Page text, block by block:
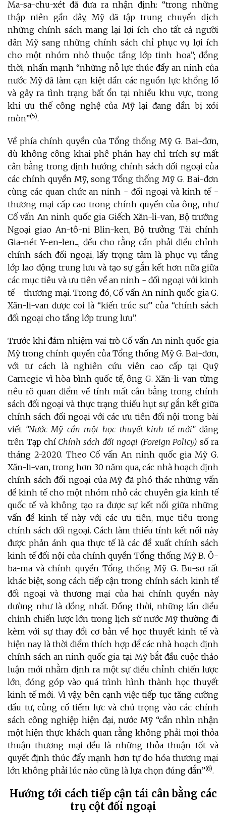
Ma-sa-chu-xét đã đưa ra nhận định: “trong những
thập niên gần đây, Mỹ đã tập trung chuyển dịch
những chính sách mang lại lợi ích cho tất cả người
dân Mỹ sang những chính sách chỉ phục vụ lợi ích
cho một nhóm nhỏ thuộc tầng lớp tinh hoa”; đồng
thời, nhấn mạnh “những nỗ lực thúc đẩy an ninh của
nước Mỹ đã làm cạn kiệt dần các nguồn lực khổng lồ
và gây ra tình trạng bất ổn tại nhiều khu vực, trong
khi ưu thế công nghệ của Mỹ lại đang dần bị xói
mòn”(5).
Về phía chính quyền của Tổng thống Mỹ G. Bai-đơn,
dù không công khai phê phán hay chỉ trích sự mất
cân bằng trong định hướng chính sách đối ngoại của
các chính quyền Mỹ, song Tổng thống Mỹ G. Bai-đơn
cùng các quan chức an ninh - đối ngoại và kinh tế -
thương mại cấp cao trong chính quyền của ông, như
Cố vấn An ninh quốc gia Giếch Xăn-li-van, Bộ trưởng
Ngoại giao An-tô-ni Blin-ken, Bộ trưởng Tài chính
Gia-nét Y-en-len..., đều cho rằng cần phải điều chỉnh
chính sách đối ngoại, lấy trọng tâm là phục vụ tầng
lớp lao động trung lưu và tạo sự gắn kết hơn nữa giữa
các mục tiêu và ưu tiên về an ninh - đối ngoại với kinh
tế - thương mại. Trong đó, Cố vấn An ninh quốc gia G.
Xăn-li-van được coi là “kiến trúc sư” của “chính sách
đối ngoại cho tầng lớp trung lưu”.
Trước khi đảm nhiệm vai trò Cố vấn An ninh quốc gia
Mỹ trong chính quyền của Tổng thống Mỹ G. Bai-đơn,
với tư cách là nghiên cứu viên cao cấp tại Quỹ
Carnegie vì hòa bình quốc tế, ông G. Xăn-li-van từng
nêu rõ quan điểm về tính mất cân bằng trong chính
sách đối ngoại và thực trạng thiếu hụt sự gắn kết giữa
chính sách đối ngoại với các ưu tiên đối nội trong bài
viết “Nước Mỹ cần một học thuyết kinh tế mới”đăng
trên Tạp chí Chính sách đối ngoại (Foreign Policy) số ra
tháng 2-2020. Theo Cố vấn An ninh quốc gia Mỹ G.
Xăn-li-van, trong hơn 30 năm qua, các nhà hoạch định
chính sách đối ngoại của Mỹ đã phó thác những vấn
đề kinh tế cho một nhóm nhỏ các chuyên gia kinh tế
quốc tế và không tạo ra được sự kết nối giữa những
vấn đề kinh tế này với các ưu tiên, mục tiêu trong
chính sách đối ngoại. Cách làm thiếu tính kết nối này
được phản ánh qua thực tế là các đề xuất chính sách
kinh tế đối nội của chính quyền Tổng thống Mỹ B. Ô-
ba-ma và chính quyền Tổng thống Mỹ G. Bu-sơ rất
khác biệt, song cách tiếp cận trong chính sách kinh tế
đối ngoại và thương mại của hai chính quyền này
dường như là đồng nhất. Đồng thời, những lần điều
chỉnh chiến lược lớn trong lịch sử nước Mỹ thường đi
kèm với sự thay đổi cơ bản về học thuyết kinh tế và
hiện nay là thời điểm thích hợp để các nhà hoạch định
chính sách an ninh quốc gia tại Mỹ bắt đầu cuộc thảo
luận mới nhằm định ra một sự điều chỉnh chiến lược
lớn, đóng góp vào quá trình hình thành học thuyết
kinh tế mới. Vì vậy, bên cạnh việc tiếp tục tăng cường
đầu tư, củng cố tiềm lực và chú trọng vào các chính
sách công nghiệp hiện đại, nước Mỹ “cần nhìn nhận
một hiện thực khách quan rằng không phải mọi thỏa
thuận thương mại đều là những thỏa thuận tốt và
quyết định thúc đẩy mạnh hơn tự do hóa thương mại
lớn không phải lúc nào cũng là lựa chọn đúng đắn”(6).
Hướng tới cách tiếp cận tái cân bằng các
trụ cột đối ngoại